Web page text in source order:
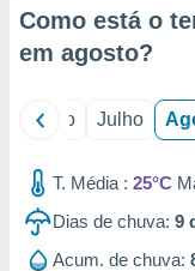
1199
Como está o
em agosto?
Junho Julho
T. Média : 25°C
Dias de chuva: 9
Acum. de chuva: